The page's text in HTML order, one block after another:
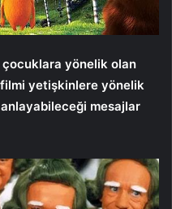
çocuklara yönelik olan
filmi yetişkinlere yönelik
mesajlar